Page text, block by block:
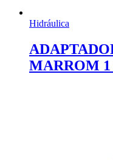
Hidráulica
MARROM